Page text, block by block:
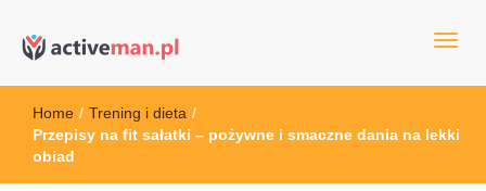
active man – sprzęt sportowy
sportowym
Home / Trening i dieta /
Przepisy na fit sałatki – pożywne i smaczne dania na lekki
obiad